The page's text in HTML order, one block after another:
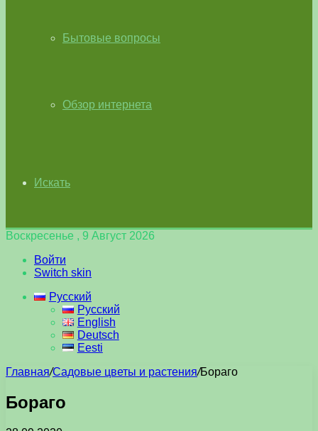
Бытовые вопросы
Обзор интернета
Искать
Воскресенье , 9 Август 2026
Войти
Switch skin
Русский
Русский
English
Deutsch
Eesti
Главная/Садовые цветы и растения/Бораго
Бораго